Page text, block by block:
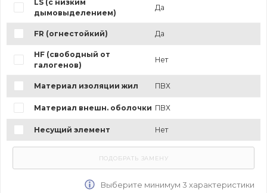
LS (с низким
дымовыделением)
Да
FR (огнестойкий) Да
HF (свободный от
галогенов)
Нет
Материал изоляции жил ПВХ
Материал внешн. оболочки ПВХ
Несущий элемент Нет
Выберите минимум 3 характеристики